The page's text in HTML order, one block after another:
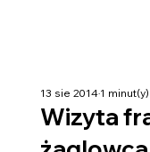
Wizyta
13 sie 20141